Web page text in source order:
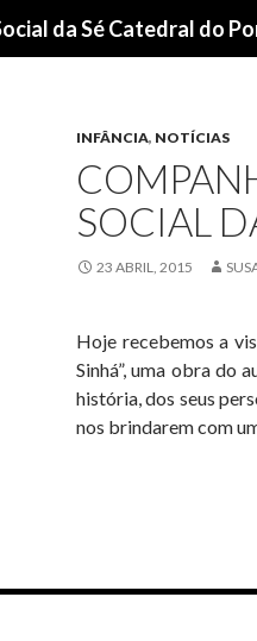
da Sé Catedral do
INFÂNCIA, NOTÍCIAS
SOCIAL
23 ABRIL, 2015
Hoje recebemos a
Sinhá”, uma obra do
história, dos seus
nos brindarem com